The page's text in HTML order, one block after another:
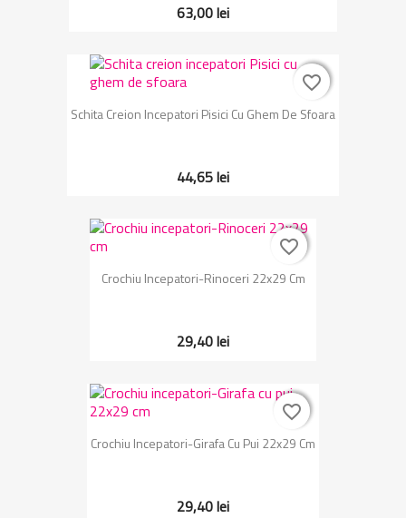
63,00 lei
Schita Creion Incepatori Pisici Cu Ghem De Sfoara
44,65 lei
favorite_border
favorite_border
Crochiu Incepatori-Rinoceri 22x29 Cm
29,40 lei
favorite_border
favorite_border
Crochiu Incepatori-Girafa Cu Pui 22x29 Cm
29,40 lei
favorite_border
favorite_border